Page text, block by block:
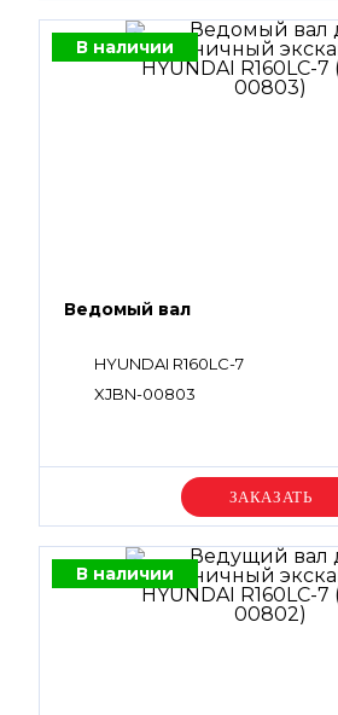
В наличии
Ведомый вал
HYUNDAI R160LC-7
XJBN-00803
Уточняйте цену
В наличии